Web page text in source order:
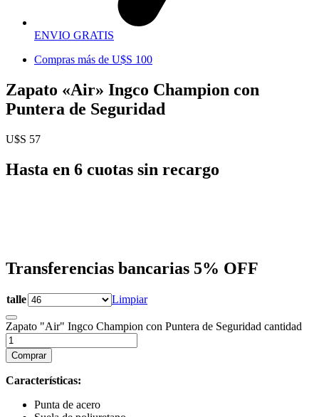
ENVIO GRATIS
Compras más de U$S 100
Zapato «Air» Ingco Champion con
Puntera de Seguridad
U$S 57
Hasta en 6 cuotas sin recargo
Transferencias bancarias 5% OFF
talle Limpiar
Zapato "Air" Ingco Champion con Puntera de Seguridad cantidad
Comprar
Características:
Punta de acero